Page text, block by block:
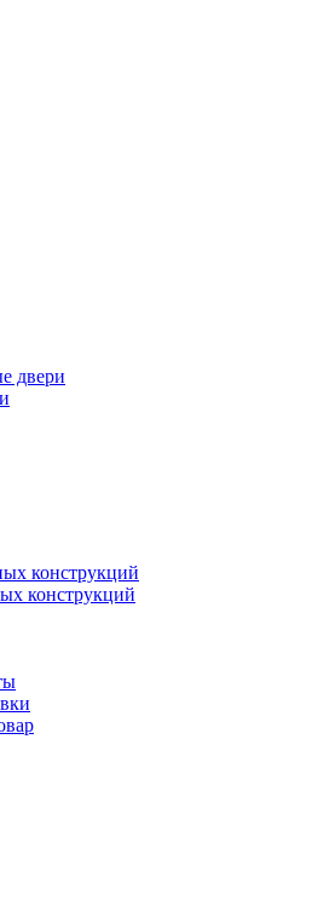
двери
конструкций
конструкций